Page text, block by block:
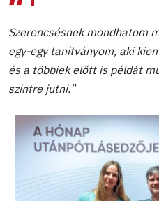
Szerencsésnek mondhatom
egy-egy tanítványom, aki
és a többiek előtt is példát
szintre jutni.”